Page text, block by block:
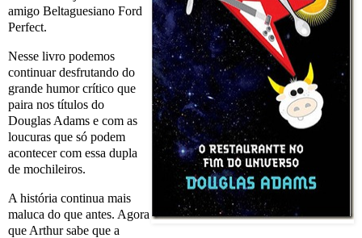
amigo Beltaguesiano Ford
Perfect.
Nesse livro podemos
continuar desfrutando do
grande humor crítico que
paira nos títulos do
Douglas Adams e com as
loucuras que só podem
acontecer com essa dupla
de mochileiros.
A história continua mais
maluca do que antes. Agora
que Arthur sabe que a